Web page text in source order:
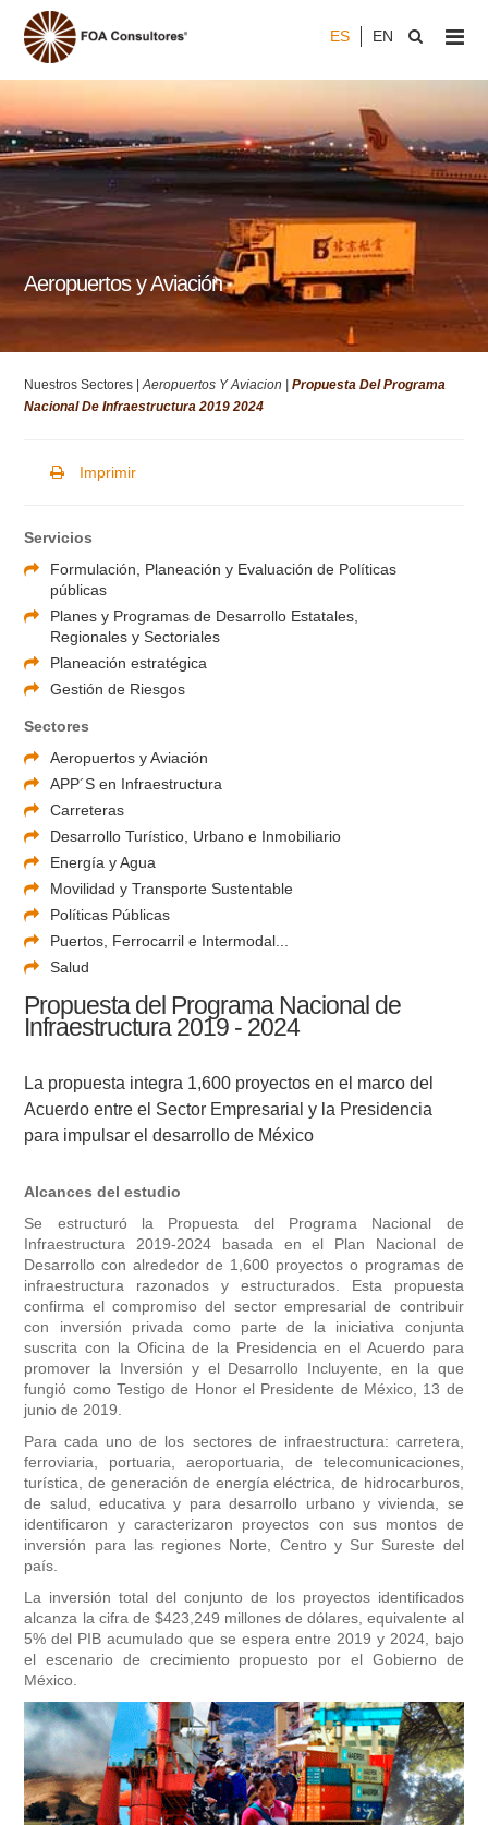
ES EN
Aeropuertos y Aviación
Nuestros Sectores |Aeropuertos Y Aviacion |Propuesta Del Programa
Nacional De Infraestructura 2019 2024
Imprimir
Servicios
Formulación, Planeación y Evaluación de Políticas
públicas
Planes y Programas de Desarrollo Estatales,
Regionales y Sectoriales
Planeación estratégica
Gestión de Riesgos
Sectores
Aeropuertos y Aviación
APP´S en Infraestructura
Carreteras
Desarrollo Turístico, Urbano e Inmobiliario
Energía y Agua
Movilidad y Transporte Sustentable
Políticas Públicas
Puertos, Ferrocarril e Intermodal...
Salud
Propuesta del Programa Nacional de
Infraestructura 2019 - 2024
La propuesta integra 1,600 proyectos en el marco del
Acuerdo entre el Sector Empresarial y la Presidencia
para impulsar el desarrollo de México
Alcances del estudio
Se estructuró la Propuesta del Programa Nacional de
Infraestructura 2019-2024 basada en el Plan Nacional de
Desarrollo con alrededor de 1,600 proyectos o programas de
infraestructura razonados y estructurados. Esta propuesta
confirma el compromiso del sector empresarial de contribuir
con inversión privada como parte de la iniciativa conjunta
suscrita con la Oficina de la Presidencia en el Acuerdo para
promover la Inversión y el Desarrollo Incluyente, en la que
fungió como Testigo de Honor el Presidente de México, 13 de
junio de 2019.
Para cada uno de los sectores de infraestructura: carretera,
ferroviaria, portuaria, aeroportuaria, de telecomunicaciones,
turística, de generación de energía eléctrica, de hidrocarburos,
de salud, educativa y para desarrollo urbano y vivienda, se
identificaron y caracterizaron proyectos con sus montos de
inversión para las regiones Norte, Centro y Sur Sureste del
país.
La inversión total del conjunto de los proyectos identificados
alcanza la cifra de $423,249 millones de dólares, equivalente al
5% del PIB acumulado que se espera entre 2019 y 2024, bajo
el escenario de crecimiento propuesto por el Gobierno de
México.